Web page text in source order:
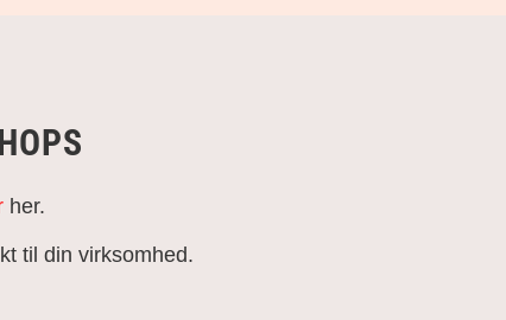
her.
til din virksomhed.